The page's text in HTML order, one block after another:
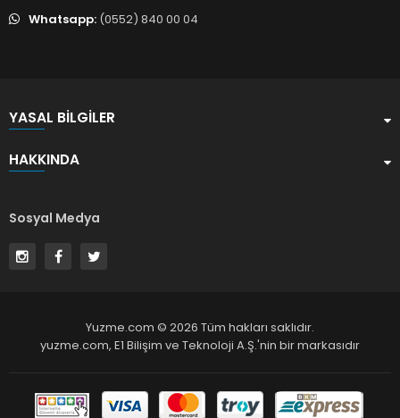
Whatsapp: (0552) 840 00 04
YASAL BILGILER
HAKKINDA
Sosyal Medya
Yuzme.com © 2026 Tüm hakları saklıdır.
yuzme.com, E1 Bilişim ve Teknoloji A.Ş.'nin bir markasıdır